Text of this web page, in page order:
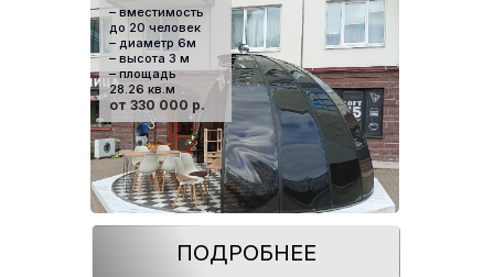
– вместимость
до 20 человек
– диаметр 6м
– высота 3 м
– площадь
28.26 кв.м
ПОДРОБНЕЕ
от 330 000 р.